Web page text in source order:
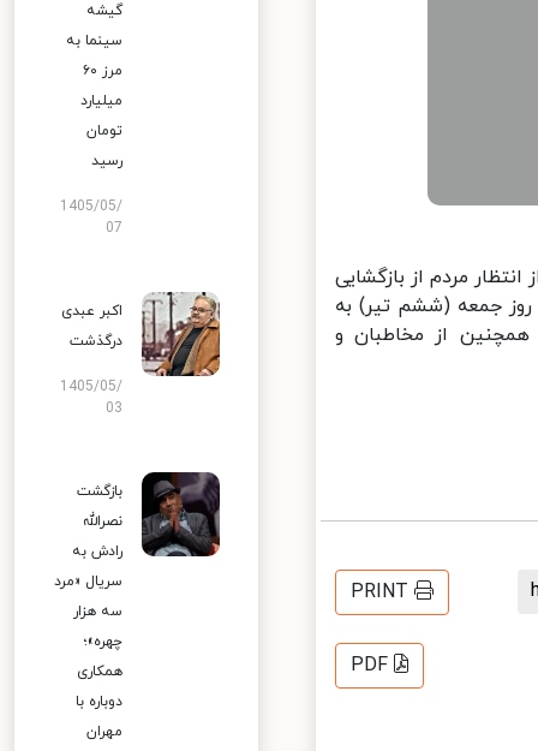
مردم از بازگشایی
بیش از ۱۸ هزار نفر، فقط در روز جمعه (ششم تیر) به
از مخاطبان و
PRINT
PDF
گیشه
سینما به
مرز ۶۰
میلیارد
تومان
رسید
1405/05/
07
اکبر عبدی
درگذشت
1405/05/
03
بازگشت
نصرالله
رادش به
سریال «مرد
سه هزار
چهره»؛
همکاری
دوباره با
مهران